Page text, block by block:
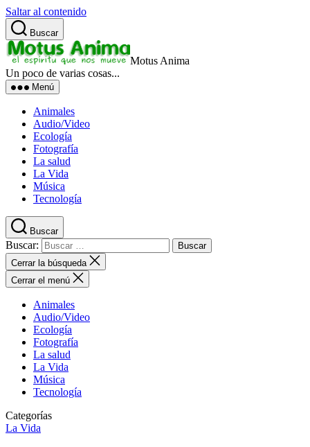
Saltar al contenido
Buscar
Motus Anima
Un poco de varias cosas...
Menú
Animales
Audio/Video
Ecología
Fotografía
La salud
La Vida
Música
Tecnología
Buscar
Buscar:
Cerrar la búsqueda
Cerrar el menú
Animales
Audio/Video
Ecología
Fotografía
La salud
La Vida
Música
Tecnología
Categorías
La Vida